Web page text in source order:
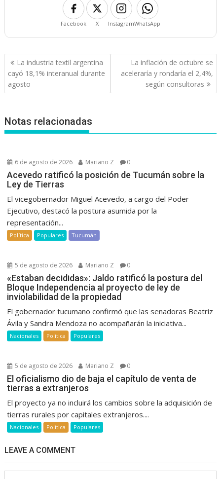
Facebook X InstagramWhatsApp
Navegación
de
entradas
La industria textil argentina
cayó 18,1% interanual durante
agosto
La inflación de octubre se
aceleraría y rondaría el 2,4%,
según consultoras
Notas relacionadas
6 de agosto de 2026 Mariano Z 0
Acevedo ratificó la posición de Tucumán sobre la
Ley de Tierras
El vicegobernador Miguel Acevedo, a cargo del Poder
Ejecutivo, destacó la postura asumida por la
representación...
Política Populares Tucumán
5 de agosto de 2026 Mariano Z 0
«Estaban decididas»: Jaldo ratificó la postura del
Bloque Independencia al proyecto de ley de
inviolabilidad de la propiedad
El gobernador tucumano confirmó que las senadoras Beatriz
Ávila y Sandra Mendoza no acompañarán la iniciativa...
Nacionales Política Populares
5 de agosto de 2026 Mariano Z 0
El oficialismo dio de baja el capítulo de venta de
tierras a extranjeros
El proyecto ya no incluirá los cambios sobre la adquisición de
tierras rurales por capitales extranjeros....
Nacionales Política Populares
LEAVE A COMMENT